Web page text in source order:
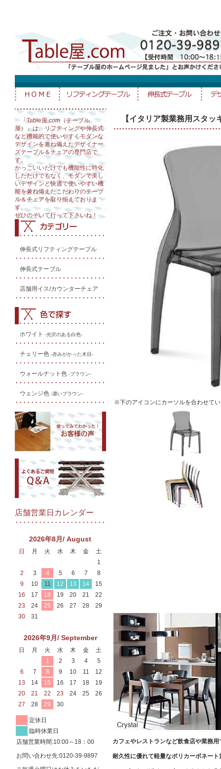
「Table屋.com（テーブル
屋）」は、リフティングや伸長式
など機能的で使いやすくモダンな
デザインを兼ね備えたデザイナー
ズテーブル＆チェアの専門店で
す。
かっこいいだけでも機能性に特化
しただけでもなく、モダンで美し
いデザインと快適で使いやすい機
能を兼ね備えたこだわりのテーブ
ル＆チェアを取り揃えておりま
す。
ぜひのぞいて行って下さいね！
伸長式リフティングテーブル
伸長式テーブル
店舗用イス/カウンターチェア
ホワイト -光沢のある白色-
チェリー色 -赤みがかった木目-
ウォールナット色 -ブラウン-
ウェンジ色 -濃いブラウン-
店舗営業日カレンダー
2026年8月/ August
日 月 火 水 木 金
土
1
2
3 4 5 6 7
8
9
10 11 12 13 14
15
16
17 18 19 20 21
22
23
24 25 26 27 28
29
30
31
2026年9月/ September
日 月 火 水 木 金
土
1
2 3 4
5
6
7 8 9 10 11
12
13
14 15 16 17 18
19
20
21 22 23 24 25
26
27
28 29 30
定休日
臨時休業日
店舗営業時間:10:00～18：00
お問い合わせ先:0120-39-9897
【イタリア製業務用スタッ
※下のアイコンにカーソルを合わせて
カフェやレストランなど飲食店や業務
耐久性に優れて軽量なポリカーボネー